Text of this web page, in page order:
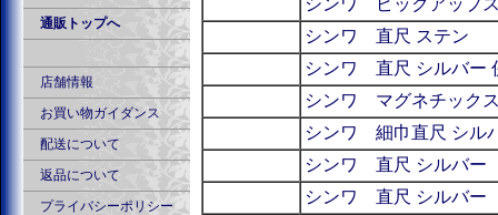
通販トップへ
店舗情報
お買い物ガイダンス
配送について
返品について
プライバシーポリシー
シンワ ピックアップ
シンワ 直尺 ステン
シンワ 直尺 シルバー
シンワ マグネチック
シンワ 細巾直尺 シル
シンワ 直尺 シルバー
シンワ 直尺 シルバ